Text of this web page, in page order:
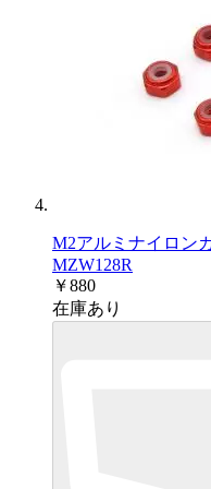
M2アルミナイロン
MZW128R
￥880
在庫あり